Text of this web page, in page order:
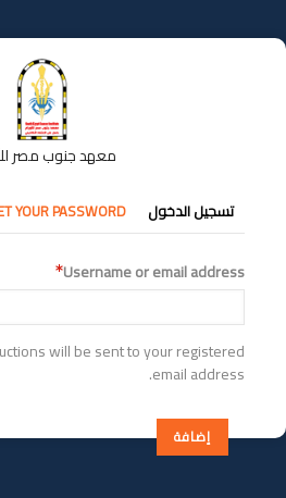
إلى
المحتوى
معهد جنوب مصر
التبويبات
الأساسية
تسجيل الدخول YOUR PASSWORD
Username or email address
will be sent to your registered
email address.